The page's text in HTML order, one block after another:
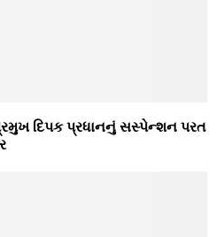
દિપક પ્રધાનનું સસ્‍પેન્‍શન પરત